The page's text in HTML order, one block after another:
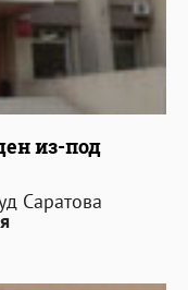
из-под
Саратова